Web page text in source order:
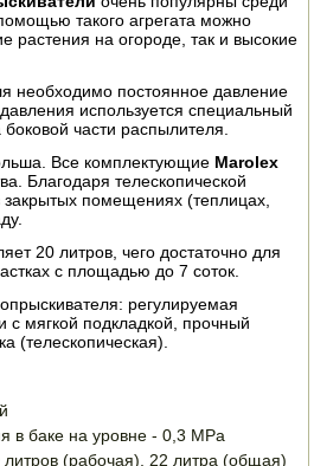
ИНСТРУМЕНТ
такого агрегата можно
растения на огороде, так и высокие
необходимо постоянное давление
используется специальный
части распылителя.
Все комплектующие Marolex
Благодаря телескопической
закрытых помещениях (теплицах,
20 литров, чего достаточно для
с площадью до 7 соток.
регулируемая
с мягкой подкладкой, прочный
(телескопическая).
в баке на уровне - 0,3 MPa
литров (рабочая), 22 литра (общая)